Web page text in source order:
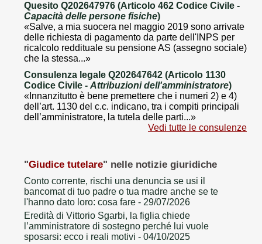
Quesito Q202647976 (Articolo 462 Codice Civile -
Capacità delle persone fisiche)
«Salve, a mia suocera nel maggio 2019 sono arrivate
delle richiesta di pagamento da parte dell'INPS per
ricalcolo reddituale su pensione AS (assegno sociale)
che la stessa...»
Consulenza legale Q202647642 (Articolo 1130
Codice Civile - Attribuzioni dell'amministratore)
«Innanzitutto è bene premettere che i numeri 2) e 4)
dell’art. 1130 del c.c. indicano, tra i compiti principali
dell’amministratore, la tutela delle parti...»
Vedi tutte le consulenze
"Giudice tutelare" nelle notizie giuridiche
Conto corrente, rischi una denuncia se usi il
bancomat di tuo padre o tua madre anche se te
l'hanno dato loro: cosa fare - 29/07/2026
Eredità di Vittorio Sgarbi, la figlia chiede
l’amministratore di sostegno perché lui vuole
sposarsi: ecco i reali motivi - 04/10/2025